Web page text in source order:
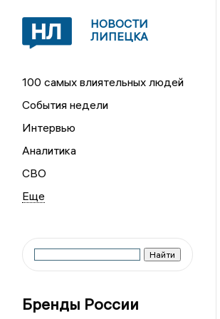
НОВОСТИ
ЛИПЕЦКА
100 самых влиятельных людей
События недели
Интервью
Аналитика
СВО
Бренды России